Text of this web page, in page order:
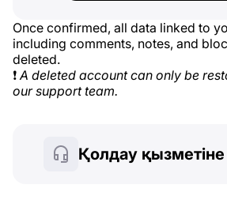
Once confirmed, all data linked to
including comments, notes, and
deleted.
❗A deleted account can only be
our support team.
Қолдау